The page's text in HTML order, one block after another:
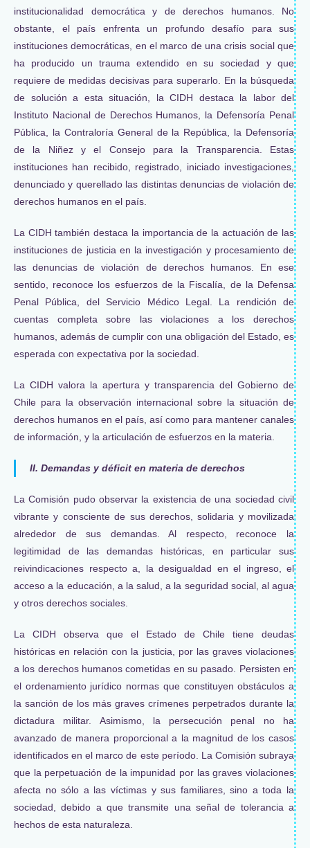
institucionalidad democrática y de derechos humanos. No
obstante, el país enfrenta un profundo desafío para sus
instituciones democráticas, en el marco de una crisis social que
ha producido un trauma extendido en su sociedad y que
requiere de medidas decisivas para superarlo. En la búsqueda
de solución a esta situación, la CIDH destaca la labor del
Instituto Nacional de Derechos Humanos, la Defensoría Penal
Pública, la Contraloría General de la República, la Defensoría
de la Niñez y el Consejo para la Transparencia. Estas
instituciones han recibido, registrado, iniciado investigaciones,
denunciado y querellado las distintas denuncias de violación de
derechos humanos en el país.
La CIDH también destaca la importancia de la actuación de las
instituciones de justicia en la investigación y procesamiento de
las denuncias de violación de derechos humanos. En ese
sentido, reconoce los esfuerzos de la Fiscalía, de la Defensa
Penal Pública, del Servicio Médico Legal. La rendición de
cuentas completa sobre las violaciones a los derechos
humanos, además de cumplir con una obligación del Estado, es
esperada con expectativa por la sociedad.
La CIDH valora la apertura y transparencia del Gobierno de
Chile para la observación internacional sobre la situación de
derechos humanos en el país, así como para mantener canales
de información, y la articulación de esfuerzos en la materia.
II. Demandas y déficit en materia de derechos
La Comisión pudo observar la existencia de una sociedad civil
vibrante y consciente de sus derechos, solidaria y movilizada
alrededor de sus demandas. Al respecto, reconoce la
legitimidad de las demandas históricas, en particular sus
reivindicaciones respecto a, la desigualdad en el ingreso, el
acceso a la educación, a la salud, a la seguridad social, al agua
y otros derechos sociales.
La CIDH observa que el Estado de Chile tiene deudas
históricas en relación con la justicia, por las graves violaciones
a los derechos humanos cometidas en su pasado. Persisten en
el ordenamiento jurídico normas que constituyen obstáculos a
la sanción de los más graves crímenes perpetrados durante la
dictadura militar. Asimismo, la persecución penal no ha
avanzado de manera proporcional a la magnitud de los casos
identificados en el marco de este período. La Comisión subraya
que la perpetuación de la impunidad por las graves violaciones
afecta no sólo a las víctimas y sus familiares, sino a toda la
sociedad, debido a que transmite una señal de tolerancia a
hechos de esta naturaleza.